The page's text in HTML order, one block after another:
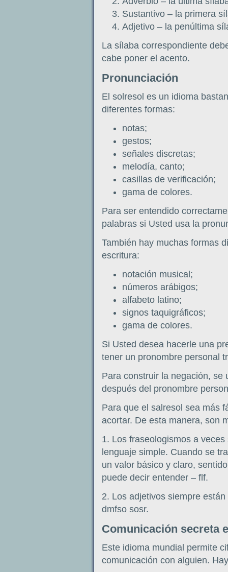
Sustantivo – la primera
Adjetivo – la penúltima
La sílaba correspondiente
cabe poner el acento.
Pronunciación
El solresol es un idioma
diferentes formas:
notas;
gestos;
señales discretas;
melodía, canto;
casillas de verificación;
gama de colores.
Para ser entendido
palabras si Usted usa la
También hay muchas formas
escritura:
notación musical;
números arábigos;
alfabeto latino;
signos taquigráficos;
gama de colores.
Si Usted desea hacerle una
tener un pronombre personal
Para construir la negación, se
después del pronombre
Para que el salresol sea más
acortar. De esta manera, son
1. Los fraseologismos a
lenguaje simple. Cuando se
un valor básico y claro,
puede decir entender – flf.
2. Los adjetivos siempre
dmfso sosr.
Comunicación secreta
Este idioma mundial permite
comunicación con alguien.